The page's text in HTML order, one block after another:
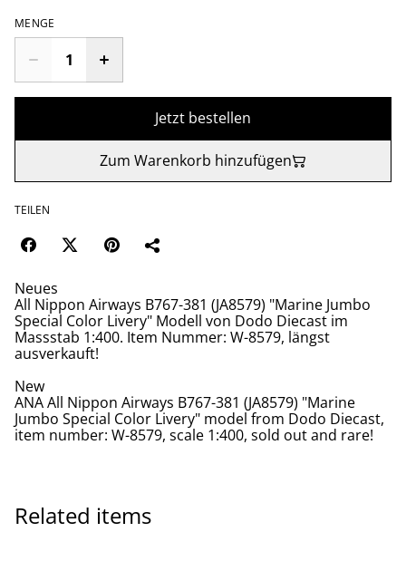
MENGE
Jetzt bestellen
Zum Warenkorb hinzufügen
TEILEN
Neues
All Nippon Airways B767-381 (JA8579) "Marine Jumbo
Special Color Livery" Modell von Dodo Diecast im
Massstab 1:400. Item Nummer: W-8579, längst
ausverkauft!
New
ANA All Nippon Airways B767-381 (JA8579) "Marine
Jumbo Special Color Livery" model from Dodo Diecast,
item number: W-8579, scale 1:400, sold out and rare!
Related items